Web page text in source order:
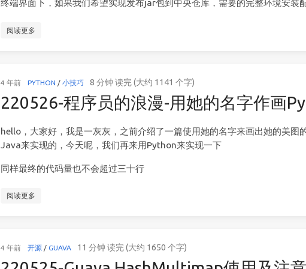
终端界面下，如果我们希望实现发布jar包到中央仓库，需要的完整环境安装
阅读更多
4 年前 PYTHON / 小技巧 8 分钟 读完 (大约 1141 个字)
220526-程序员的浪漫-用她的名字作画
hello，大家好，我是一灰灰，之前介绍了一篇使用她的名字来画出她的美图
Java来实现的，今天呢，我们再来用Python来实现一下
同样最终的代码量也不会超过三十行
阅读更多
4 年前 开源/ GUAVA 11 分钟 读完 (大约 1650 个字)